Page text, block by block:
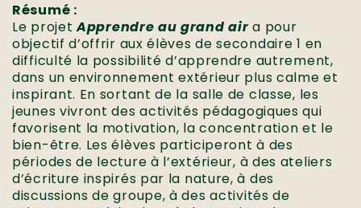
Résumé :
Le projetApprendre au grand aira pour
objectif d’offrir aux élèves de secondaire 1 en
difficulté la possibilité d’apprendre autrement,
dans un environnement extérieur plus calme et
inspirant. En sortant de la salle de classe, les
jeunes vivront des activités pédagogiques qui
favorisent la motivation, la concentration et le
bien-être. Les élèves participeront à des
périodes de lecture à l’extérieur, à des ateliers
d’écriture inspirés par la nature, à des
discussions de groupe, à des activités de